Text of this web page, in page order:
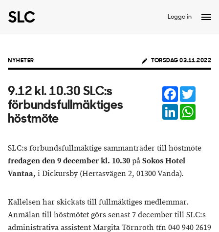
Logga in
NYHETER TORSDAG 03.11.2022
9.12 kl. 10.30 SLC:s
förbundsfullmäktiges
höstmöte
Facebook
LinkedIn
SLC:s förbundsfullmäktige sammanträder till höstmöte
fredagen den 9 december kl. 10.30påSokos Hotel
Vantaa, i Dickursby (Hertasvägen 2, 01300 Vanda).
Kallelsen har skickats till fullmäktiges medlemmar.
Anmälan till höstmötet görs senast 7 december till SLC:s
administrativa assistent Margita Törnroth tfn 040 940 2619